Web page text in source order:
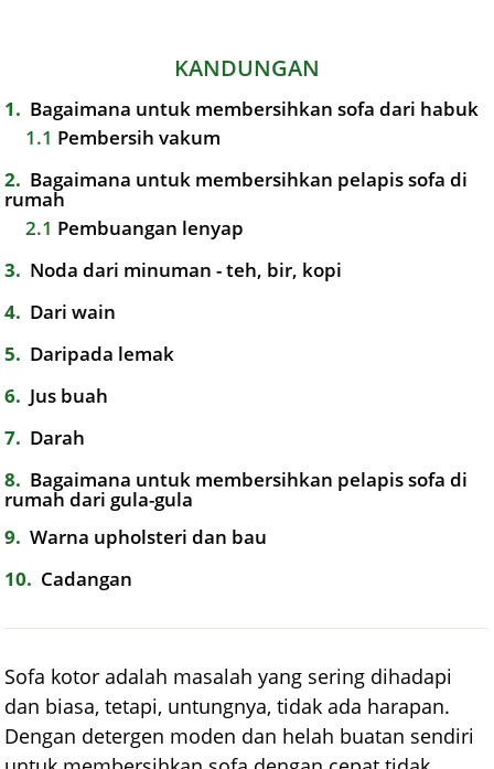
KANDUNGAN
1
Bagaimana untuk membersihkan sofa dari habuk
1.1 Pembersih vakum
2
Bagaimana untuk membersihkan pelapis sofa di
rumah
2.1 Pembuangan lenyap
3
Noda dari minuman - teh, bir, kopi
4
Dari wain
5
Daripada lemak
6
Jus buah
7
Darah
8
Bagaimana untuk membersihkan pelapis sofa di
rumah dari gula-gula
9
Warna upholsteri dan bau
10
Cadangan
Sofa kotor adalah masalah yang sering dihadapi
dan biasa, tetapi, untungnya, tidak ada harapan.
Dengan detergen moden dan helah buatan sendiri